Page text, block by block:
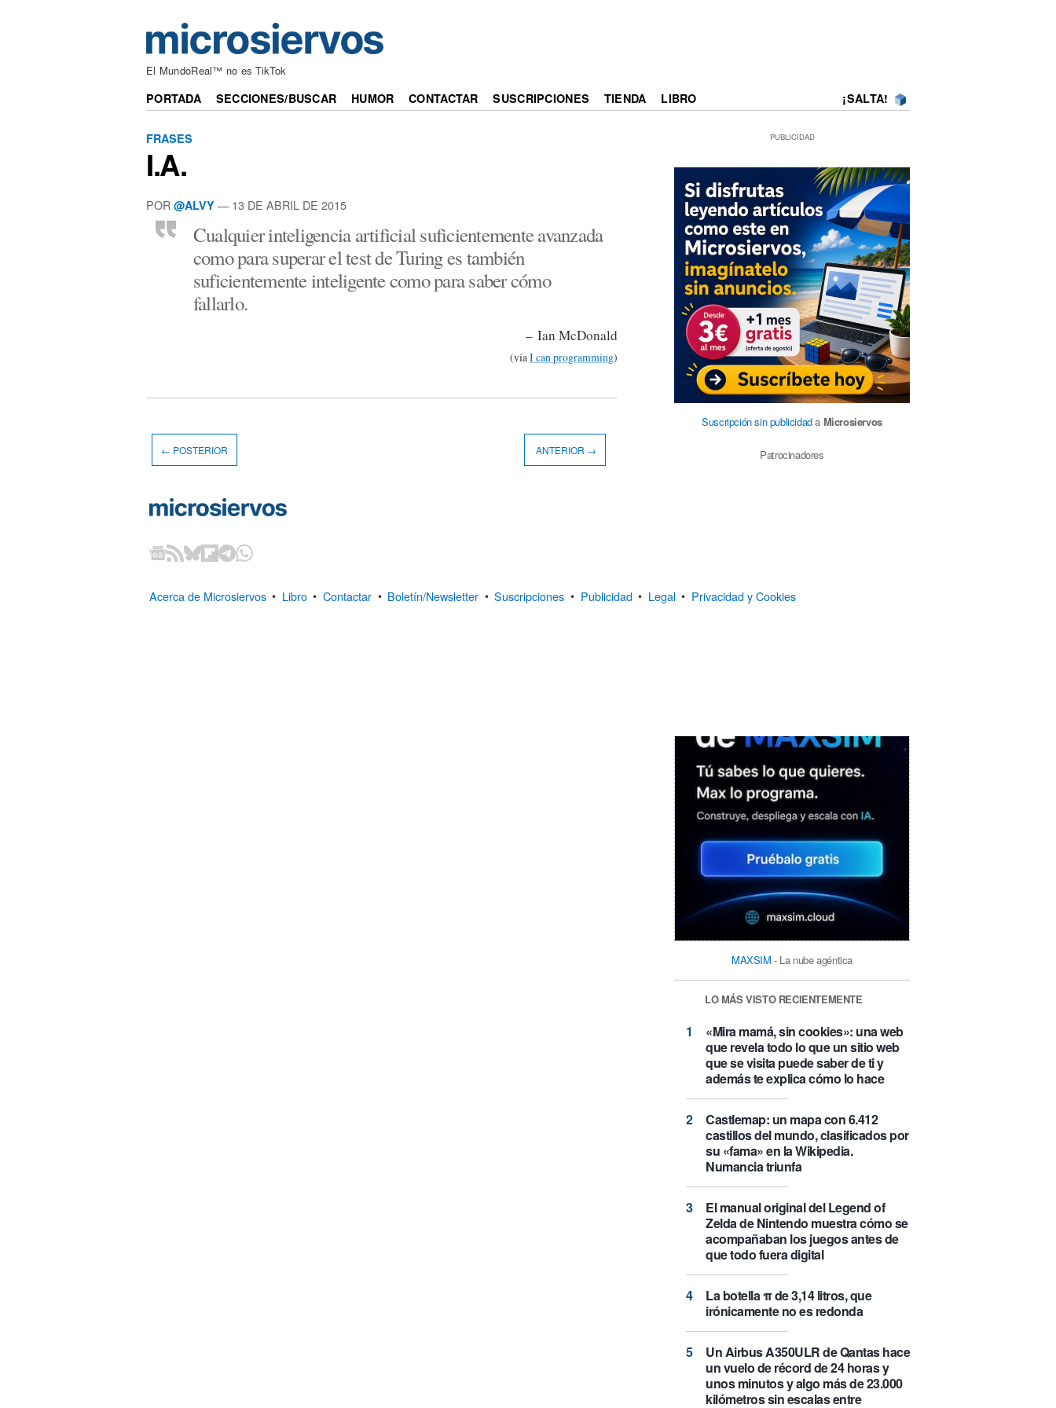
El MundoReal™ no es TikTok
PORTADA SECCIONES/BUSCAR HUMOR CONTACTAR SUSCRIPCIONES TIENDA LIBRO ¡SALTA!
FRASES
I.A.
POR @ALVY — 13 DE ABRIL DE 2015
Cualquier inteligencia artificial suficientemente avanzada
como para superar el test de Turing es también
suficientemente inteligente como para saber cómo
fallarlo.
– Ian McDonald
(víaI can programming)
PUBLICIDAD
Suscripción sin publicidada Microsiervos
Patrocinadores
MAXSIM - La nube agéntica
LO MÁS VISTO RECIENTEMENTE
«Mira mamá, sin cookies»: una web
que revela todo lo que un sitio web
que se visita puede saber de ti y
además te explica cómo lo hace
Castlemap: un mapa con 6.412
castillos del mundo, clasificados por
su «fama» en la Wikipedia.
Numancia triunfa
El manual original del Legend of
Zelda de Nintendo muestra cómo se
acompañaban los juegos antes de
que todo fuera digital
La botella π de 3,14 litros, que
irónicamente no es redonda
Un Airbus A350ULR de Qantas hace
un vuelo de récord de 24 horas y
unos minutos y algo más de 23.000
kilómetros sin escalas entre
← POSTERIOR ANTERIOR →
Acerca de Microsiervos • Libro • Contactar • Boletín/Newsletter • Suscripciones • Publicidad • Legal • Privacidad y Cookies